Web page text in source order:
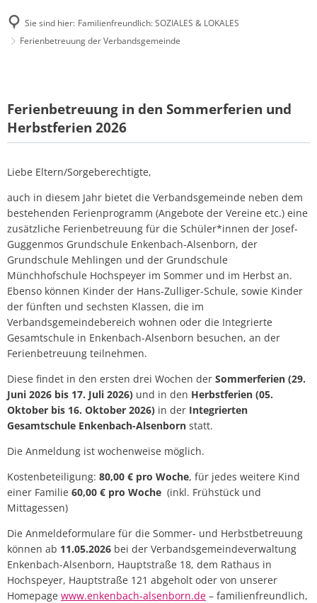
Sie sind hier: Familienfreundlich: SOZIALES & LOKALES
Ferienbetreuung der Verbandsgemeinde
Verbandsgemeinde
Ferienbetreuung in den Sommerferien und
Herbstferien 2026
Liebe Eltern/Sorgeberechtigte,
auch in diesem Jahr bietet die Verbandsgemeinde neben dem
bestehenden Ferienprogramm (Angebote der Vereine etc.) eine
zusätzliche Ferienbetreuung für die Schüler*innen der Josef-
Guggenmos Grundschule Enkenbach-Alsenborn, der
Grundschule Mehlingen und der Grundschule
Münchhofschule Hochspeyer im Sommer und im Herbst an.
Ebenso können Kinder der Hans-Zulliger-Schule, sowie Kinder
der fünften und sechsten Klassen, die im
Verbandsgemeindebereich wohnen oder die Integrierte
Gesamtschule in Enkenbach-Alsenborn besuchen, an der
Ferienbetreuung teilnehmen.
Diese findet in den ersten drei Wochen der Sommerferien (29.
Juni 2026 bis 17. Juli 2026) und in den Herbstferien (05.
Oktober bis 16. Oktober 2026) in der Integrierten
Gesamtschule Enkenbach-Alsenborn statt.
Die Anmeldung ist wochenweise möglich.
Kostenbeteiligung: 80,00 € pro Woche, für jedes weitere Kind
einer Familie 60,00 € pro Woche (inkl. Frühstück und
Mittagessen)
Die Anmeldeformulare für die Sommer- und Herbstbetreuung
können ab 11.05.2026 bei der Verbandsgemeindeverwaltung
Enkenbach-Alsenborn, Hauptstraße 18, dem Rathaus in
Hochspeyer, Hauptstraße 121 abgeholt oder von unserer
Homepage www.enkenbach-alsenborn.de – familienfreundlich,